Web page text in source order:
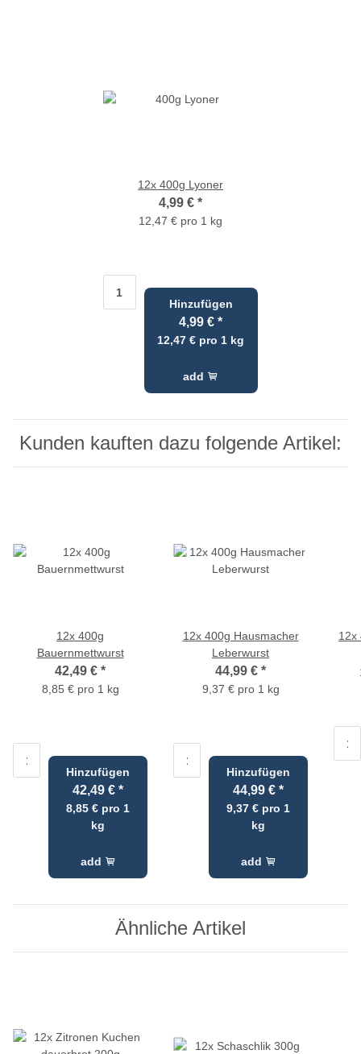
12x 400g Lyoner
4,99 € *
12,47 € pro 1 kg
Hinzufügen
4,99 €*
12,47 € pro 1 kg
add
Kunden kauften dazu folgende Artikel:
12x 400g
Bauernmettwurst
42,49 € *
8,85 € pro 1 kg
Hinzufügen
42,49 €*
8,85 € pro 1
kg
add
12x 400g Hausmacher
Leberwurst
44,99 € *
9,37 € pro 1 kg
Hinzufügen
44,99 €*
9,37 € pro 1
kg
add
12x
Ähnliche Artikel